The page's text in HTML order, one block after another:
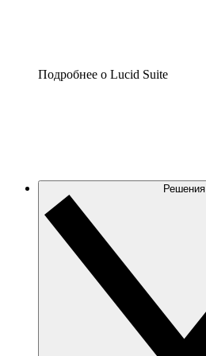
Подробнее о Lucid Suite
Решения